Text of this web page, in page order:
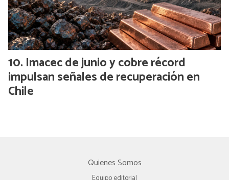
Imacec de junio y cobre récord
impulsan señales de recuperación en
Chile
Quienes Somos